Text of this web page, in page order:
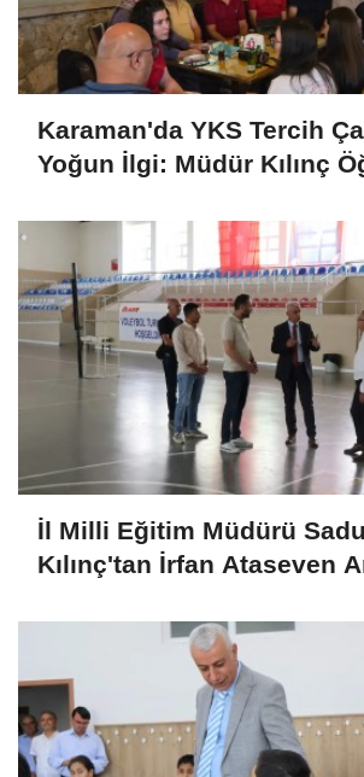
Karaman'da YKS Tercih
Yoğun İlgi: Müdür Kılınç
İl Milli Eğitim Müdürü
Kılınç'tan İrfan Ataseven